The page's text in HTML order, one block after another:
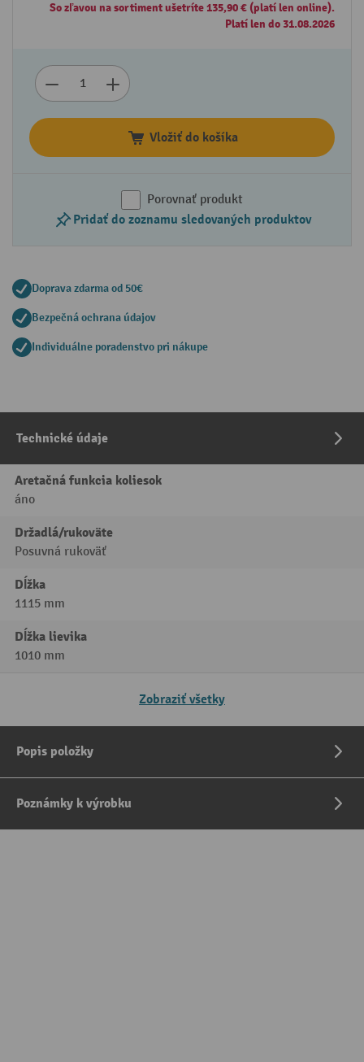
So zľavou na sortiment ušetríte 135,90 € (platí len online).
Platí len do 31.08.2026
Vložiť do košíka
Porovnať produkt
Pridať do zoznamu sledovaných produktov
Doprava zdarma od 50€
Bezpečná ochrana údajov
Individuálne poradenstvo pri nákupe
Technické údaje
Aretačná funkcia koliesok
áno
Držadlá/rukoväte
Posuvná rukoväť
Dĺžka
1115 mm
Dĺžka lievika
1010 mm
Zobraziť všetky
Popis položky
Poznámky k výrobku